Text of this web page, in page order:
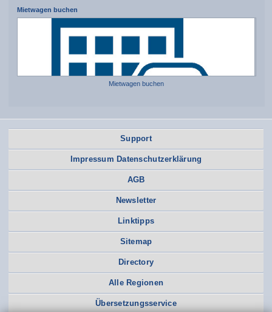
Mietwagen buchen
Mietwagen buchen
Support
Impressum Datenschutzerklärung
AGB
Newsletter
Linktipps
Sitemap
Directory
Alle Regionen
Übersetzungsservice